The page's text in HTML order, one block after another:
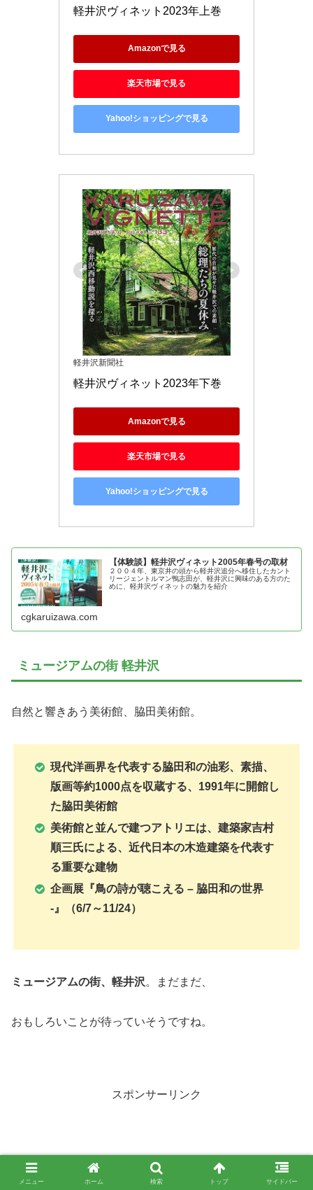
軽井沢ヴィネット2023年上巻
Amazonで見る
楽天市場で見る
Yahoo!ショッピングで見る
軽井沢新聞社
軽井沢ヴィネット2023年下巻
Amazonで見る
楽天市場で見る
Yahoo!ショッピングで見る
【体験談】軽井沢ヴィネット2005年春号の取材
２００４年、東京井の頭から軽井沢追分へ移住したカント
リージェントルマン鴨志田が、軽井沢に興味のある方のた
めに、軽井沢ヴィネットの魅力を紹介
cgkaruizawa.com
ミュージアムの街 軽井沢
自然と響きあう美術館、脇田美術館。
現代洋画界を代表する脇田和の油彩、素描、
版画等約1000点を収蔵する、1991年に開館し
た脇田美術館
美術館と並んで建つアトリエは、建築家吉村
順三氏による、近代日本の木造建築を代表す
る重要な建物
企画展 『鳥の詩が聴こえる – 脇田和の世界
-』
（6/7～11/24）
ミュージアムの街、軽井沢。まだまだ、
おもしろいことが待っていそうですね。
スポンサーリンク
メニュー ホーム 検索 トップ サイドバー